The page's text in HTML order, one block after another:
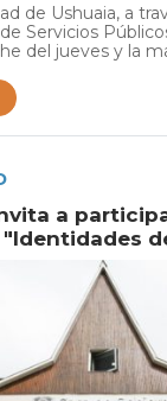
de Ushuaia, a
Servicios
del jueves y la
a